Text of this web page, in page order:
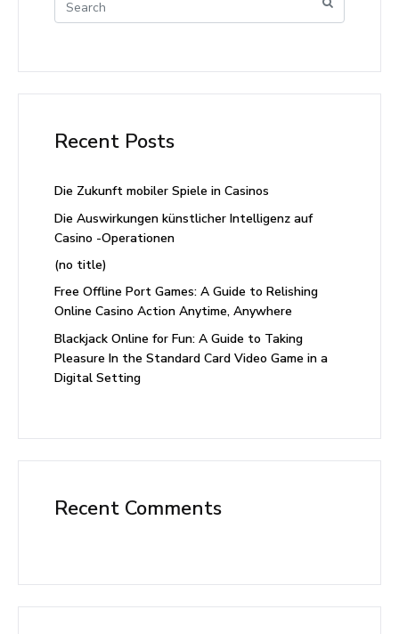
Recent Posts
Die Zukunft mobiler Spiele in Casinos
Die Auswirkungen künstlicher Intelligenz auf
Casino -Operationen
(no title)
Free Offline Port Games: A Guide to Relishing
Online Casino Action Anytime, Anywhere
Blackjack Online for Fun: A Guide to Taking
Pleasure In the Standard Card Video Game in a
Digital Setting
Recent Comments